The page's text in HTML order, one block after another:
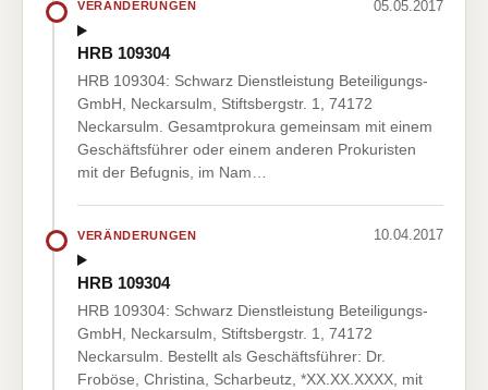
VERÄNDERUNGEN 05.05.2017
HRB 109304
HRB 109304: Schwarz Dienstleistung Beteiligungs-
GmbH, Neckarsulm, Stiftsbergstr. 1, 74172
Neckarsulm. Gesamtprokura gemeinsam mit einem
Geschäftsführer oder einem anderen Prokuristen
mit der Befugnis, im Nam…
VERÄNDERUNGEN 10.04.2017
HRB 109304
HRB 109304: Schwarz Dienstleistung Beteiligungs-
GmbH, Neckarsulm, Stiftsbergstr. 1, 74172
Neckarsulm. Bestellt als Geschäftsführer: Dr.
Froböse, Christina, Scharbeutz, *XX.XX.XXXX, mit